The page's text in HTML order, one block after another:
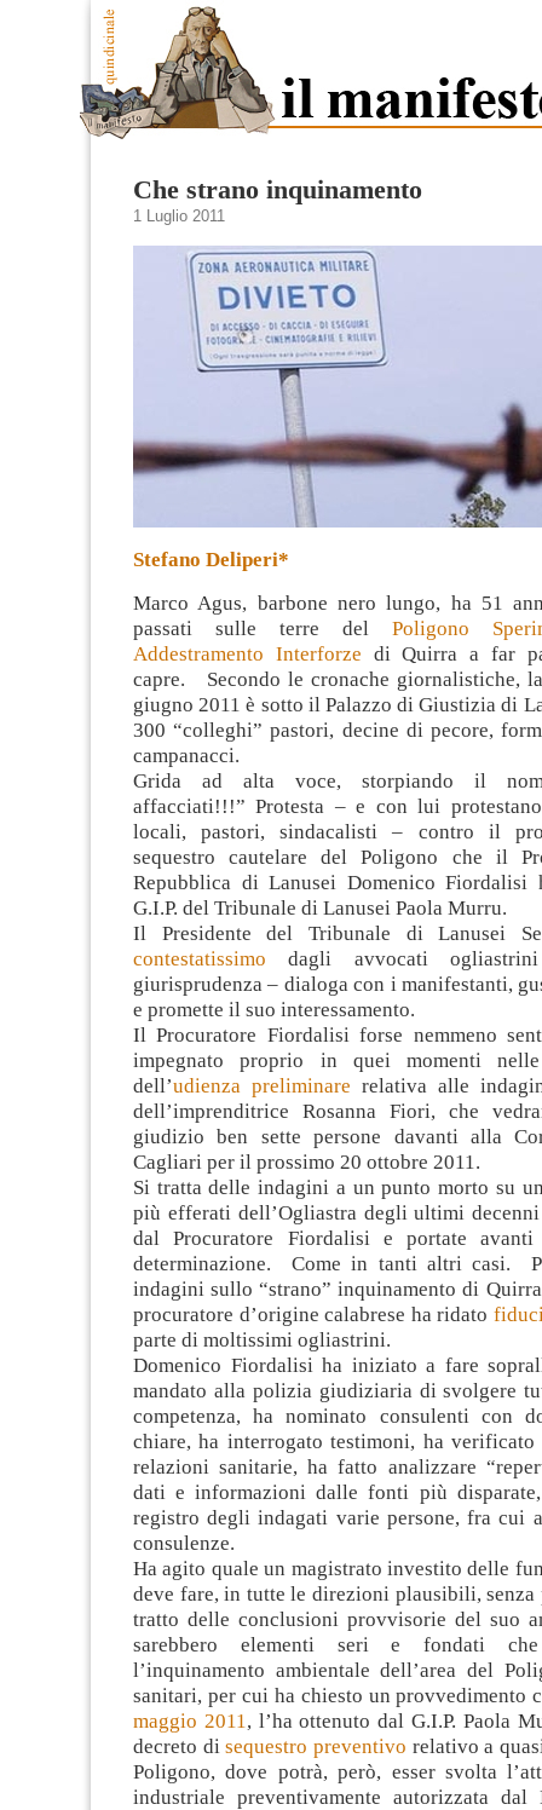
Che strano inquinamento
1 Luglio 2011
Stefano Deliperi*
Marco Agus, barbone nero lungo, ha 51
passati sulle terre del Poligono
Addestramento Interforze di Quirra a far
capre. Secondo le cronache giornalistiche,
giugno 2011 è sotto il Palazzo di Giustizia di
300 “colleghi” pastori, decine di pecore,
campanacci.
Grida ad alta voce, storpiando il
affacciati!!!” Protesta – e con lui
locali, pastori, sindacalisti – contro il
sequestro cautelare del Poligono che il
Repubblica di Lanusei Domenico Fiordalisi
G.I.P. del Tribunale di Lanusei Paola Murru.
Il Presidente del Tribunale di Lanusei
contestatissimo dagli avvocati
giurisprudenza – dialoga con i manifestanti,
e promette il suo interessamento.
Il Procuratore Fiordalisi forse nemmeno
impegnato proprio in quei momenti
dell’udienza preliminare relativa alle
dell’imprenditrice Rosanna Fiori, che
giudizio ben sette persone davanti alla
Cagliari per il prossimo 20 ottobre 2011.
Si tratta delle indagini a un punto morto su
più efferati dell’Ogliastra degli ultimi
dal Procuratore Fiordalisi e portate
determinazione. Come in tanti altri casi.
indagini sullo “strano” inquinamento di
procuratore d’origine calabrese ha ridato
parte di moltissimi ogliastrini.
Domenico Fiordalisi ha iniziato a fare
mandato alla polizia giudiziaria di svolgere
competenza, ha nominato consulenti con
chiare, ha interrogato testimoni, ha verificato
relazioni sanitarie, ha fatto analizzare
dati e informazioni dalle fonti più
registro degli indagati varie persone, fra cui
consulenze.
Ha agito quale un magistrato investito delle
deve fare, in tutte le direzioni plausibili,
tratto delle conclusioni provvisorie del suo
sarebbero elementi seri e fondati che
l’inquinamento ambientale dell’area del
sanitari, per cui ha chiesto un provvedimento
maggio 2011, l’ha ottenuto dal G.I.P. Paola
decreto disequestro preventivo relativo a
Poligono, dove potrà, però, esser svolta
industriale preventivamente autorizzata